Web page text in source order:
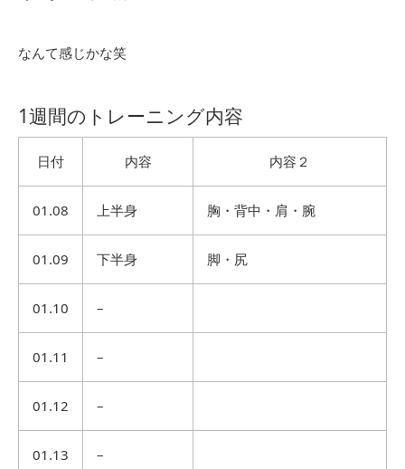
なんて感じかな笑
1週間のトレーニング内容
日付 内容 内容２
01.08 上半身 胸・背中・肩・腕
01.09 下半身 脚・尻
01.10 –
01.11 –
01.12 –
01.13 –